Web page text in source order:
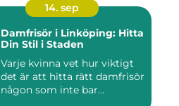
14. sep
Damfrisör i Linköping: Hitta
Din Stil i Staden
Varje kvinna vet hur viktigt
det är att hitta rätt damfrisör
någon som inte bar...